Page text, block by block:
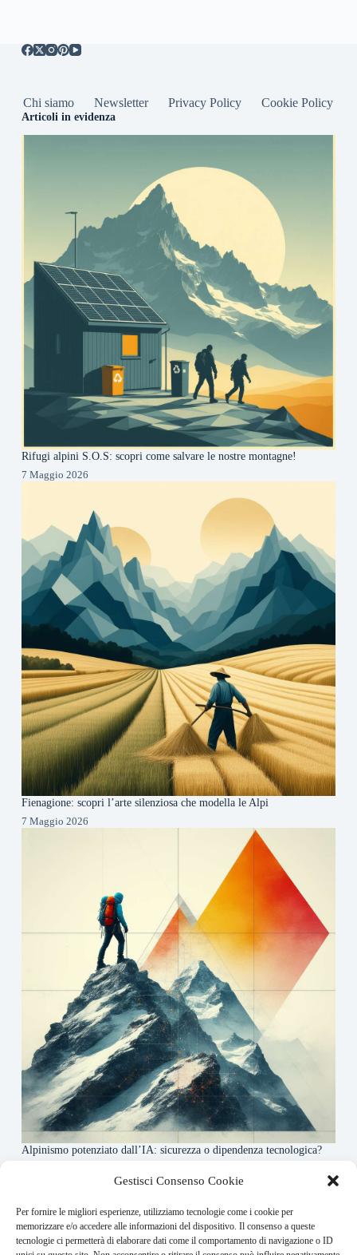
Gestisci Consenso Cookie
Per fornire le migliori esperienze, utilizziamo tecnologie come i cookie per
memorizzare e/o accedere alle informazioni del dispositivo. Il consenso a queste
tecnologie ci permetterà di elaborare dati come il comportamento di navigazione o ID
Chi siamo Newsletter Privacy Policy Cookie Policy
Articoli in evidenza
Rifugi alpini S.O.S: scopri come salvare le nostre montagne!
7 Maggio 2026
Fienagione: scopri l’arte silenziosa che modella le Alpi
7 Maggio 2026
Alpinismo potenziato dall’IA: sicurezza o dipendenza tecnologica?
About this website
Rivistadellamontagna.it ogni giorno trova per te le principali